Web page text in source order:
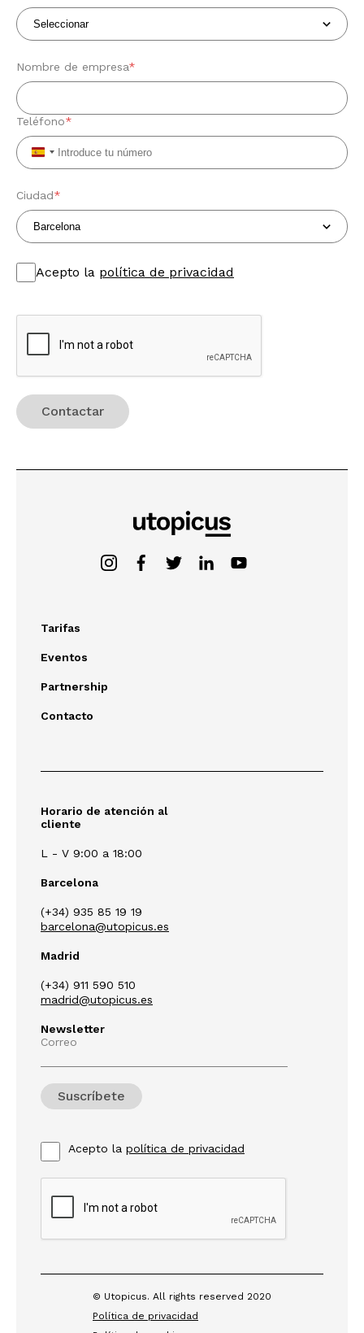
Nombre de empresa*
Teléfono*
Spain
+34
Ciudad*
Acepto la política de privacidad
Tarifas
Eventos
Partnership
Contacto
Horario de atención al
cliente
L - V 9:00 a 18:00
Barcelona
(+34) 935 85 19 19
barcelona@utopicus.es
Madrid
(+34) 911 590 510
madrid@utopicus.es
Newsletter
Correo
Acepto la política de privacidad
© Utopicus. All rights reserved 2020
Política de privacidad